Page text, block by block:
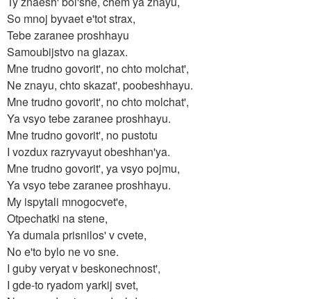
So mnoj byvaet e'tot strax,
Tebe zaranee proshhayu
Samoubijstvo na glazax.
Mne trudno govorit', no chto molchat',
Ne znayu, chto skazat', poobeshhayu.
Mne trudno govorit', no chto molchat',
Ya vsyo tebe zaranee proshhayu.
Mne trudno govorit', no pustotu
I vozdux razryvayut obeshhan'ya.
Mne trudno govorit', ya vsyo pojmu,
Ya vsyo tebe zaranee proshhayu.
My ispytali mnogocvet'e,
Otpechatki na stene,
Ya dumala prisnilos' v cvete,
No e'to bylo ne vo sne.
I guby veryat v beskonechnost',
I gde-to ryadom yarkij svet,